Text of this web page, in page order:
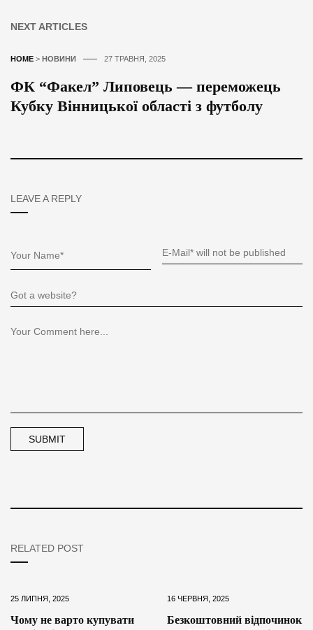
NEXT ARTICLES
HOME > НОВИНИ 27 ТРАВНЯ, 2025
ФК “Факел” Липовець — переможець
Кубку Вінницької області з футболу
LEAVE A REPLY
RELATED POST
25 ЛИПНЯ, 2025
Чому не варто купувати
16 ЧЕРВНЯ, 2025
Безкоштовний відпочинок